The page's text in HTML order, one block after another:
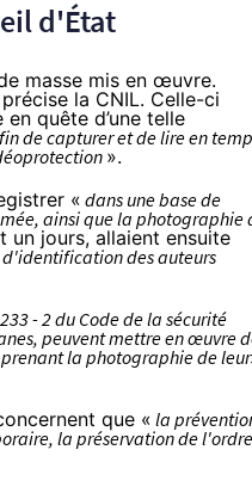
d'État
masse mis en œuvre.
la CNIL. Celle-ci
quête d’une telle
de capturer et de lire en
».
« dans une base de
ainsi que la photographie
un jours, allaient ensuite
des auteurs
- 2 du Code de la sécurité
peuvent mettre en œuvre
la photographie de
que «la
la préservation de l'ordre